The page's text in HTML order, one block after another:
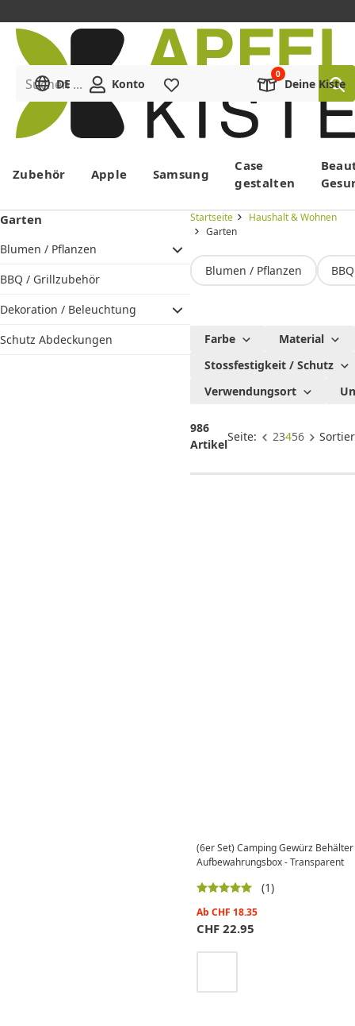
Menü
Suchen ...
DE Konto Deine Kiste
Zubehör Apple Samsung
Case
gestalten
Garten
Blumen / Pflanzen
BBQ / Grillzubehör
Dekoration / Beleuchtung
Schutz Abdeckungen
Startseite
Haushalt & Wohnen
Garten
Blumen / Pflanzen
Alles für
deinen
Garten
Farbe
Material
Stossfestigkeit / Schutz
Verwendungsort
986
Artikel
Seite: 23456
(6er Set) Camping Gewürz
Aufbewahrungsbox - Transparent
(1)
Ab CHF 18.35
CHF 22.95